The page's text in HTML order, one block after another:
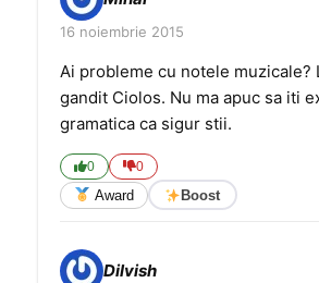
16 noiembrie 2015
Ai probleme cu notele muzicale?
gandit Ciolos. Nu ma apuc sa iti
gramatica ca sigur stii.
0 0
Award Boost
Dilvish